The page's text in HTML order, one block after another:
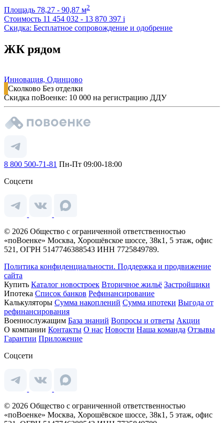
Площадь 78,27 - 90,87 м2
Стоимость 11 454 032 - 13 870 397 i
Скидка: Бесплатное сопровождение и одобрение
ЖК рядом
Инновация, Одинцово
Сколково Без отделки
Скидка поВоенке: 10 000 на регистрацию ДДУ
8 800 500-71-81 Пн-Пт 09:00-18:00
Соцсети
© 2026 Общество с ограниченной ответственностью
«поВоенке» Москва, Хорошёвское шоссе, 38к1, 5 этаж, офис
521, ОГРН 5147746388543 ИНН 7725849789.
Политика конфиденциальности. Поддержка и продвижение
сайта
Купить Каталог новостроек Вторичное жильё Застройщики
Ипотека Список банков Рефинансирование
Калькуляторы Сумма накоплений Сумма ипотеки Выгода от
рефинансирования
Военнослужащим База знаний Вопросы и ответы Акции
О компании Контакты О нас Новости Наша команда Отзывы
Гарантии Приложение
Соцсети
© 2026 Общество с ограниченной ответственностью
«поВоенке» Москва, Хорошёвское шоссе, 38к1, 5 этаж, офис